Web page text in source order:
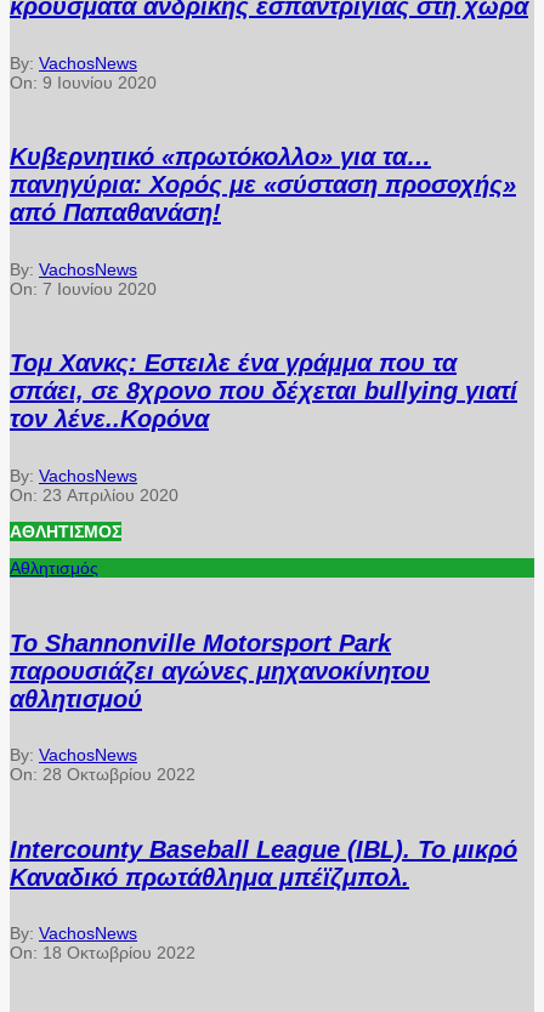
κρούσματα ανδρικής εσπαντρίγιας στη χώρα
By: VachosNews
On: 9 Ιουνίου 2020
Κυβερνητικό «πρωτόκολλο» για τα…
πανηγύρια: Χορός με «σύσταση προσοχής»
από Παπαθανάση!
By: VachosNews
On: 7 Ιουνίου 2020
Τομ Χανκς: Εστειλε ένα γράμμα που τα
σπάει, σε 8χρονο που δέχεται bullying γιατί
τον λένε..Κορόνα
By: VachosNews
On: 23 Απριλίου 2020
ΑΘΛΗΤΙΣΜΌΣ
Αθλητισμός
Το Shannonville Motorsport Park
παρουσιάζει αγώνες μηχανοκίνητου
αθλητισμού
By: VachosNews
On: 28 Οκτωβρίου 2022
Intercounty Baseball League (IBL). Το μικρό
Καναδικό πρωτάθλημα μπέϊζμπολ.
By: VachosNews
On: 18 Οκτωβρίου 2022